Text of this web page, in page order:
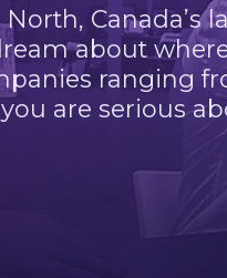
Canada’s
about
ranging
are serious